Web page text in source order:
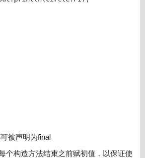
被声明为final
个构造方法结束之前赋初值，以保证使